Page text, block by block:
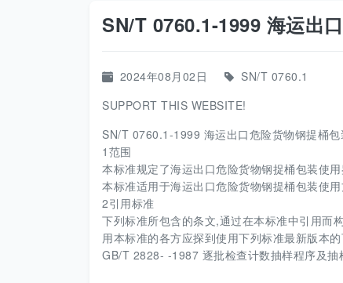
SN/T 0760.1-1999 海运出
2024年08月02日
SN/T 0760.1
SUPPORT THIS WEBSITE!
SN/T 0760.1-1999 海运出口危险货物钢提桶
1范围
本标准规定了海运出口危险货物钢捉桶包装使
本标准适用于海运出口危险货物钢提桶包装使用
2引用标准
下列标准所包含的条文,通过在本标准中引用而
用本标准的各方应探到使用下列标准最新版本的
GB/T 2828- -1987 逐批检查计数抽样程序及抽